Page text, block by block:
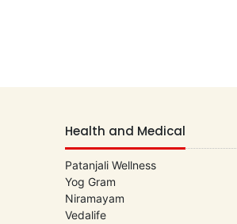
Health and Medical
Patanjali Wellness
Yog Gram
Niramayam
Vedalife